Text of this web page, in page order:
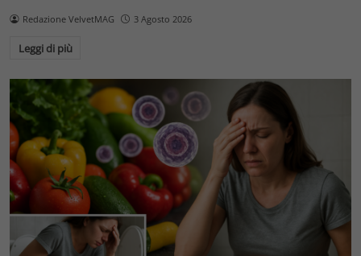
Redazione VelvetMAG 3 Agosto 2026
Leggi di più